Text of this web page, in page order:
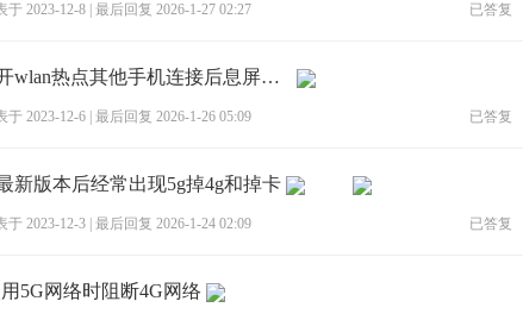
于 2023-12-8 最后回复 2026-1-27 02:27 已答复
[BUG]x30用5g开wlan热点其他手机连接后息屏会自动断开
于 2023-12-6 最后回复 2026-1-26 05:09 已答复
新版本后经常出现5g掉4g和掉卡
于 2023-12-3 最后回复 2026-1-24 02:09 已答复
5G网络时阻断4G网络